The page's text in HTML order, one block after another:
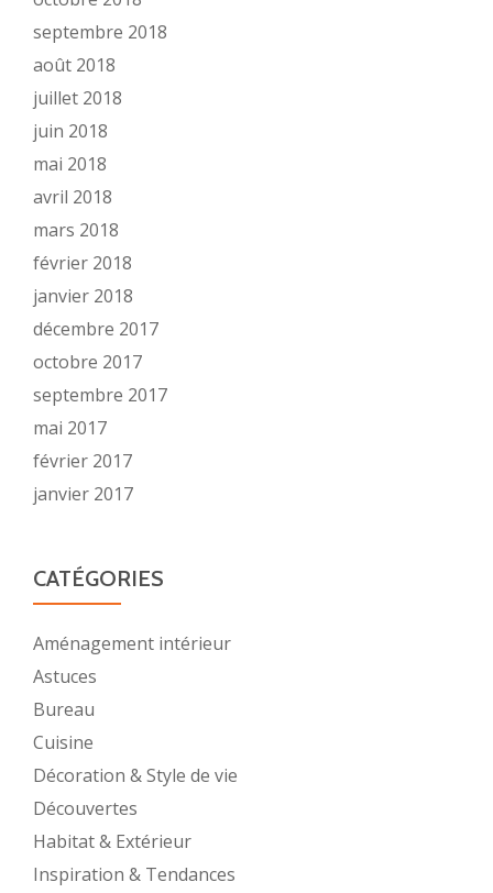
septembre 2018
août 2018
juillet 2018
juin 2018
mai 2018
avril 2018
mars 2018
février 2018
janvier 2018
décembre 2017
octobre 2017
septembre 2017
mai 2017
février 2017
janvier 2017
CATÉGORIES
Aménagement intérieur
Astuces
Bureau
Cuisine
Décoration & Style de vie
Découvertes
Habitat & Extérieur
Inspiration & Tendances